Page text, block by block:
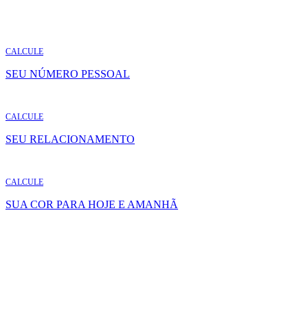
CALCULE
SEU NÚMERO PESSOAL
CALCULE
SEU RELACIONAMENTO
CALCULE
SUA COR PARA HOJE E AMANHÃ